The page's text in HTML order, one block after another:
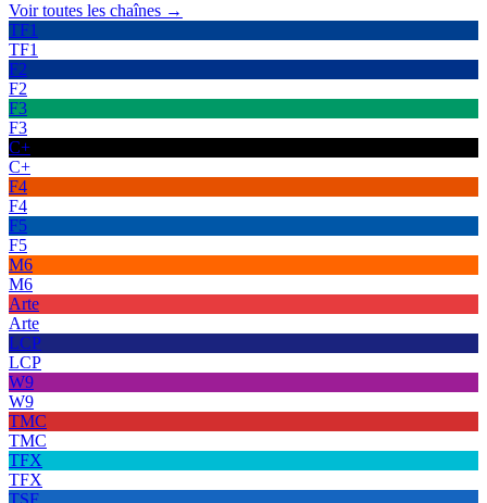
Voir toutes les chaînes →
TF1
TF1
F2
F2
F3
F3
C+
C+
F4
F4
F5
F5
M6
M6
Arte
Arte
LCP
LCP
W9
W9
TMC
TMC
TFX
TFX